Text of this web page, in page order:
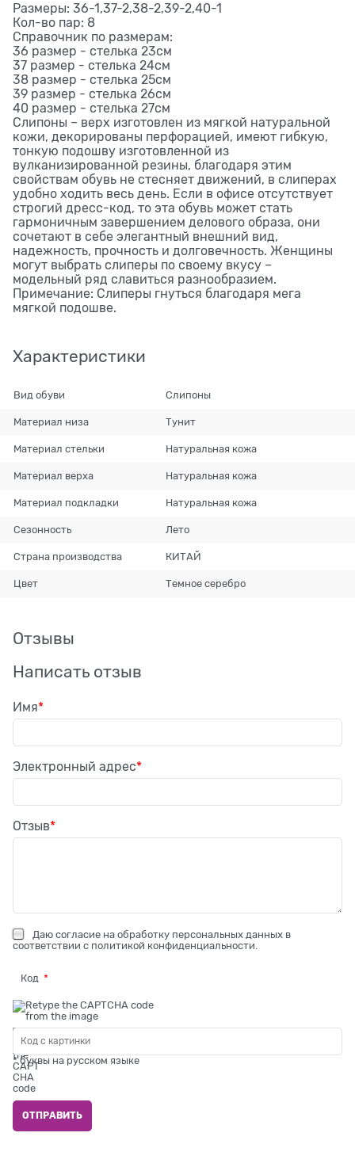
Размеры: 36-1,37-2,38-2,39-2,40-1
Кол-во пар: 8
Справочник по размерам:
36 размер - стелька 23см
37 размер - стелька 24см
38 размер - стелька 25см
39 размер - стелька 26см
40 размер - стелька 27см
Слипоны – верх изготовлен из мягкой натуральной
кожи, декорированы перфорацией, имеют гибкую,
тонкую подошву изготовленной из
вулканизированной резины, благодаря этим
свойствам обувь не стесняет движений, в слиперах
удобно ходить весь день. Если в офисе отсутствует
строгий дресс-код, то эта обувь может стать
гармоничным завершением делового образа, они
сочетают в себе элегантный внешний вид,
надежность, прочность и долговечность. Женщины
могут выбрать слиперы по своему вкусу –
модельный ряд славиться разнообразием.
Примечание: Слиперы гнуться благодаря мега
мягкой подошве.
Характеристики
Вид обуви Слипоны
Материал низа Тунит
Материал стельки Натуральная кожа
Материал верха Натуральная кожа
Материал подкладки Натуральная кожа
Сезонность Лето
Страна производства КИТАЙ
Цвет Темное серебро
Отзывы
Написать отзыв
Имя
Электронный адрес
Отзыв
Даю согласие на обработку персональных данных в
соответствии с политикой конфиденциальности
Код
* буквы на русском языке